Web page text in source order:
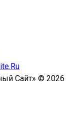
Сайт» © 2026